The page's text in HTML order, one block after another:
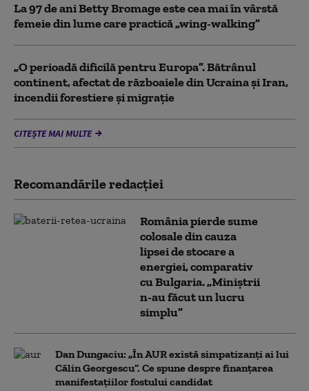
La 97 de ani Betty Bromage este cea mai în vârstă
femeie din lume care practică „wing-walking”
„O perioadă dificilă pentru Europa”. Bătrânul
continent, afectat de războaiele din Ucraina și Iran,
incendii forestiere și migrație
CITEȘTE MAI MULTE
Recomandările redacţiei
România pierde sume
colosale din cauza
lipsei de stocare a
energiei, comparativ
cu Bulgaria. „Miniștrii
n-au făcut un lucru
simplu”
Dan Dungaciu: „În AUR există simpatizanți ai lui
Călin Georgescu”. Ce spune despre finanțarea
manifestațiilor fostului candidat